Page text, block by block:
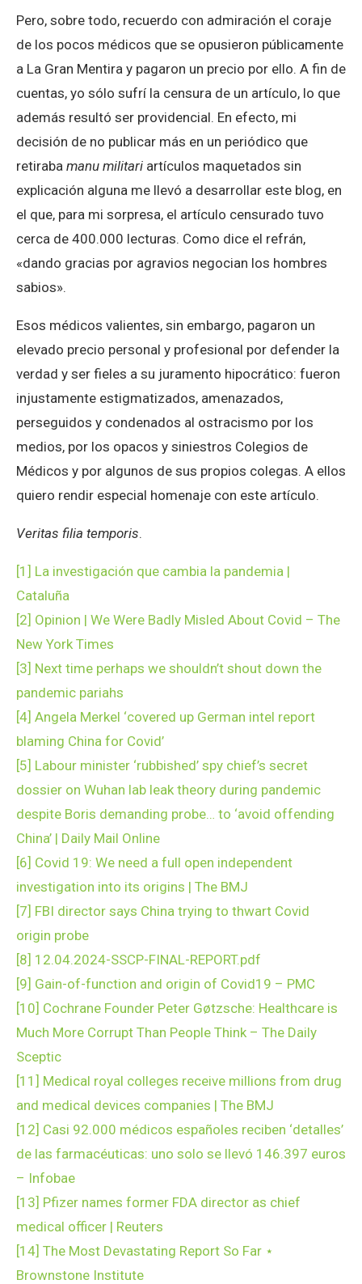
Pero, sobre todo, recuerdo con admiración el coraje
de los pocos médicos que se opusieron públicamente
a La Gran Mentira y pagaron un precio por ello. A fin de
cuentas, yo sólo sufrí la censura de un artículo, lo que
además resultó ser providencial. En efecto, mi
decisión de no publicar más en un periódico que
retiraba manu militari artículos maquetados sin
explicación alguna me llevó a desarrollar este blog, en
el que, para mi sorpresa, el artículo censurado tuvo
cerca de 400.000 lecturas. Como dice el refrán,
«dando gracias por agravios negocian los hombres
sabios».
Esos médicos valientes, sin embargo, pagaron un
elevado precio personal y profesional por defender la
verdad y ser fieles a su juramento hipocrático: fueron
injustamente estigmatizados, amenazados,
perseguidos y condenados al ostracismo por los
medios, por los opacos y siniestros Colegios de
Médicos y por algunos de sus propios colegas. A ellos
quiero rendir especial homenaje con este artículo.
Veritas filia temporis.
[1] La investigación que cambia la pandemia |
Cataluña
[2] Opinion | We Were Badly Misled About Covid – The
New York Times
[3] Next time perhaps we shouldn’t shout down the
pandemic pariahs
[4] Angela Merkel ‘covered up German intel report
blaming China for Covid’
[5] Labour minister ‘rubbished’ spy chief’s secret
dossier on Wuhan lab leak theory during pandemic
despite Boris demanding probe… to ‘avoid offending
China’ | Daily Mail Online
[6] Covid 19: We need a full open independent
investigation into its origins | The BMJ
[7] FBI director says China trying to thwart Covid
origin probe
[8] 12.04.2024-SSCP-FINAL-REPORT.pdf
[9] Gain-of-function and origin of Covid19 – PMC
[10] Cochrane Founder Peter Gøtzsche: Healthcare is
Much More Corrupt Than People Think – The Daily
Sceptic
[11] Medical royal colleges receive millions from drug
and medical devices companies | The BMJ
[12] Casi 92.000 médicos españoles reciben ‘detalles’
de las farmacéuticas: uno solo se llevó 146.397 euros
– Infobae
[13] Pfizer names former FDA director as chief
medical officer | Reuters
[14] The Most Devastating Report So Far ⋆
Brownstone Institute